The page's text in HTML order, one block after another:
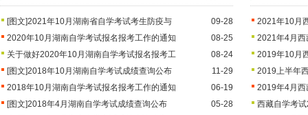
[图文]2021年10月湖南省自学考试考生防疫与
09-28
2020年10月湖南自学考试报名报考工作的通知
08-25
关于做好2020年10月湖南自学考试报名报考工
08-24
[图文]2018年10月湖南自学考试成绩查询公布
11-29
2018年10月湖南自学考试报名报考工作的通知
06-19
[图文]2018年4月湖南自学考试成绩查询公布
05-28
2021年10月
2021年4月西
2019年10月
2019上半年
2019年4月西
西藏自学考